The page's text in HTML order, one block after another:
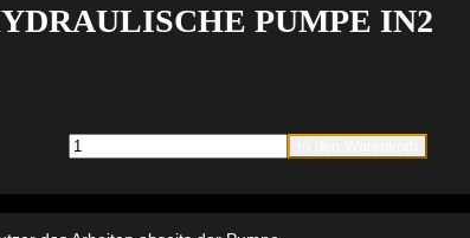
PUMPE IN2
Milwaukee
M18HUP700-
AKKUHYDRAULISCHE
PUMPE